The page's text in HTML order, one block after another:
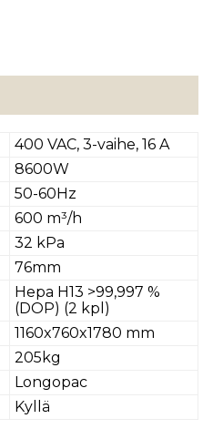
400 VAC, 3-vaihe, 16 A
8600W
50-60Hz
600 m³/h
32 kPa
76mm
Hepa H13 >99,997 %
(DOP) (2 kpl)
1160x760x1780 mm
205kg
Longopac
Kyllä